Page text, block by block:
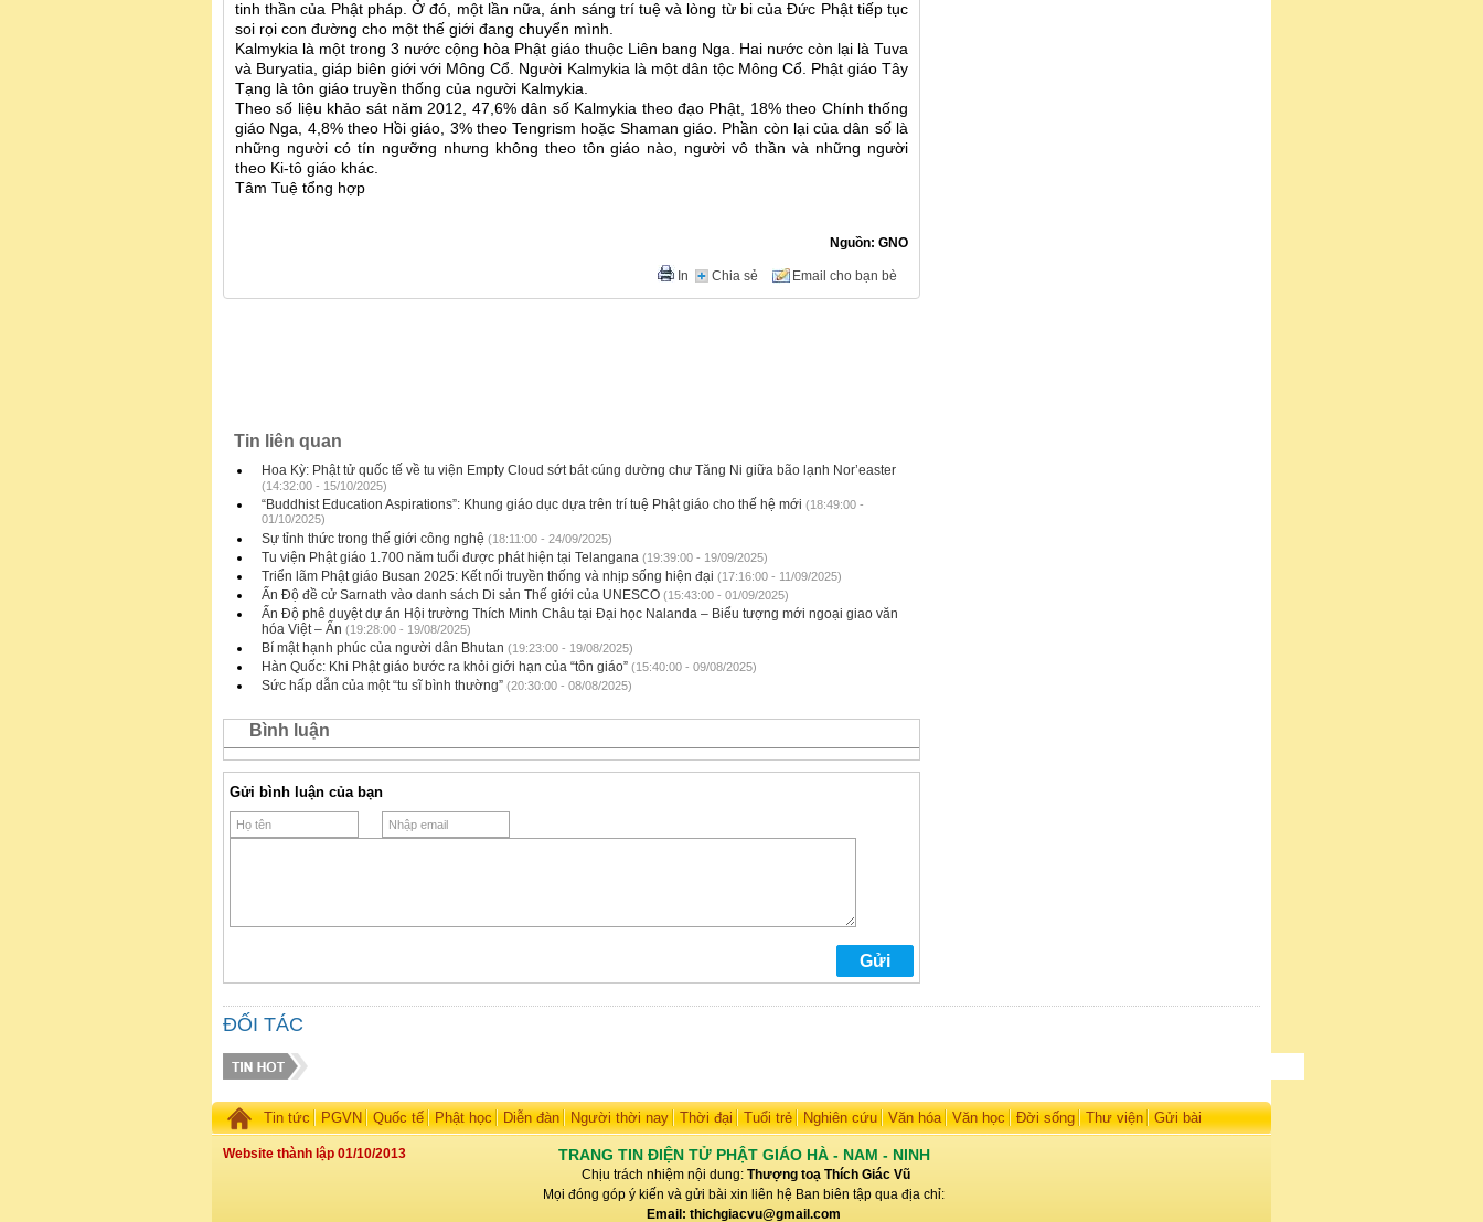
tinh thần của Phật pháp. Ở đó, một lần nữa, ánh sáng trí tuệ và lòng từ bi của Đức Phật tiếp tục
soi rọi con đường cho một thế giới đang chuyển mình.
Kalmykia là một trong 3 nước cộng hòa Phật giáo thuộc Liên bang Nga. Hai nước còn lại là Tuva
và Buryatia, giáp biên giới với Mông Cổ. Người Kalmykia là một dân tộc Mông Cổ. Phật giáo Tây
Tạng là tôn giáo truyền thống của người Kalmykia.
Theo số liệu khảo sát năm 2012, 47,6% dân số Kalmykia theo đạo Phật, 18% theo Chính thống
giáo Nga, 4,8% theo Hồi giáo, 3% theo Tengrism hoặc Shaman giáo. Phần còn lại của dân số là
những người có tín ngưỡng nhưng không theo tôn giáo nào, người vô thần và những người
theo Ki-tô giáo khác.
Tâm Tuệ tổng hợp
Nguồn: GNO
Chia sẻ
In Email cho bạn bè
Tin liên quan
Hoa Kỳ: Phật tử quốc tế về tu viện Empty Cloud sớt bát cúng dường chư Tăng Ni giữa bão lạnh Nor’easter
(14:32:00 - 15/10/2025)
“Buddhist Education Aspirations”: Khung giáo dục dựa trên trí tuệ Phật giáo cho thế hệ mới (18:49:00 -
01/10/2025)
Sự tỉnh thức trong thế giới công nghệ (18:11:00 - 24/09/2025)
Tu viện Phật giáo 1.700 năm tuổi được phát hiện tại Telangana (19:39:00 - 19/09/2025)
Triển lãm Phật giáo Busan 2025: Kết nối truyền thống và nhịp sống hiện đại (17:16:00 - 11/09/2025)
Ấn Độ đề cử Sarnath vào danh sách Di sản Thế giới của UNESCO (15:43:00 - 01/09/2025)
Ấn Độ phê duyệt dự án Hội trường Thích Minh Châu tại Đại học Nalanda – Biểu tượng mới ngoại giao văn
hóa Việt – Ấn (19:28:00 - 19/08/2025)
Bí mật hạnh phúc của người dân Bhutan (19:23:00 - 19/08/2025)
Hàn Quốc: Khi Phật giáo bước ra khỏi giới hạn của “tôn giáo” (15:40:00 - 09/08/2025)
Sức hấp dẫn của một “tu sĩ bình thường” (20:30:00 - 08/08/2025)
Bình luận
Gửi bình luận của bạn
ĐỐI TÁC
Tin tức PGVN Quốc tế Phật học Diễn đàn Người thời nay Thời đại Tuổi trẻ Nghiên cứu Văn hóa Văn học Đời sống Thư viện Gửi bài
Website thành lập 01/10/2013 TRANG TIN ĐIỆN TỬ PHẬT GIÁO HÀ - NAM - NINH
Chịu trách nhiệm nội dung: Thượng toạ Thích Giác Vũ
Mọi đóng góp ý kiến và gửi bài xin liên hệ Ban biên tập qua địa chỉ:
Email: thichgiacvu@gmail.com